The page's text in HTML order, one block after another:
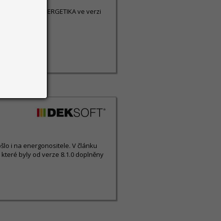
programu ENERGETIKA ve verzi
i na energonositele. V článku
byly od verze 8.1.0 doplněny